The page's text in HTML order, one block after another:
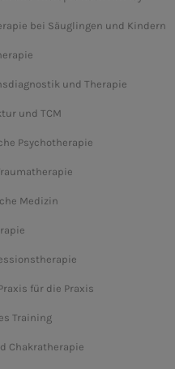
bei Säuglingen und Kindern
und Therapie
und TCM
Psychotherapie
Medizin
für die Praxis
Training
Chakratherapie